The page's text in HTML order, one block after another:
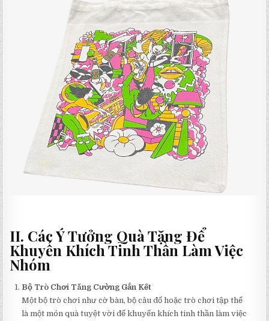
II. Các Ý Tưởng Quà Tặng Để
Khuyến Khích Tinh Thần Làm Việc
Nhóm
Bộ Trò Chơi Tăng Cường Gắn Kết
Một bộ trò chơi như cờ bàn, bộ câu đố hoặc trò chơi tập thể
là một món quà tuyệt vời để khuyến khích tinh thần làm việc